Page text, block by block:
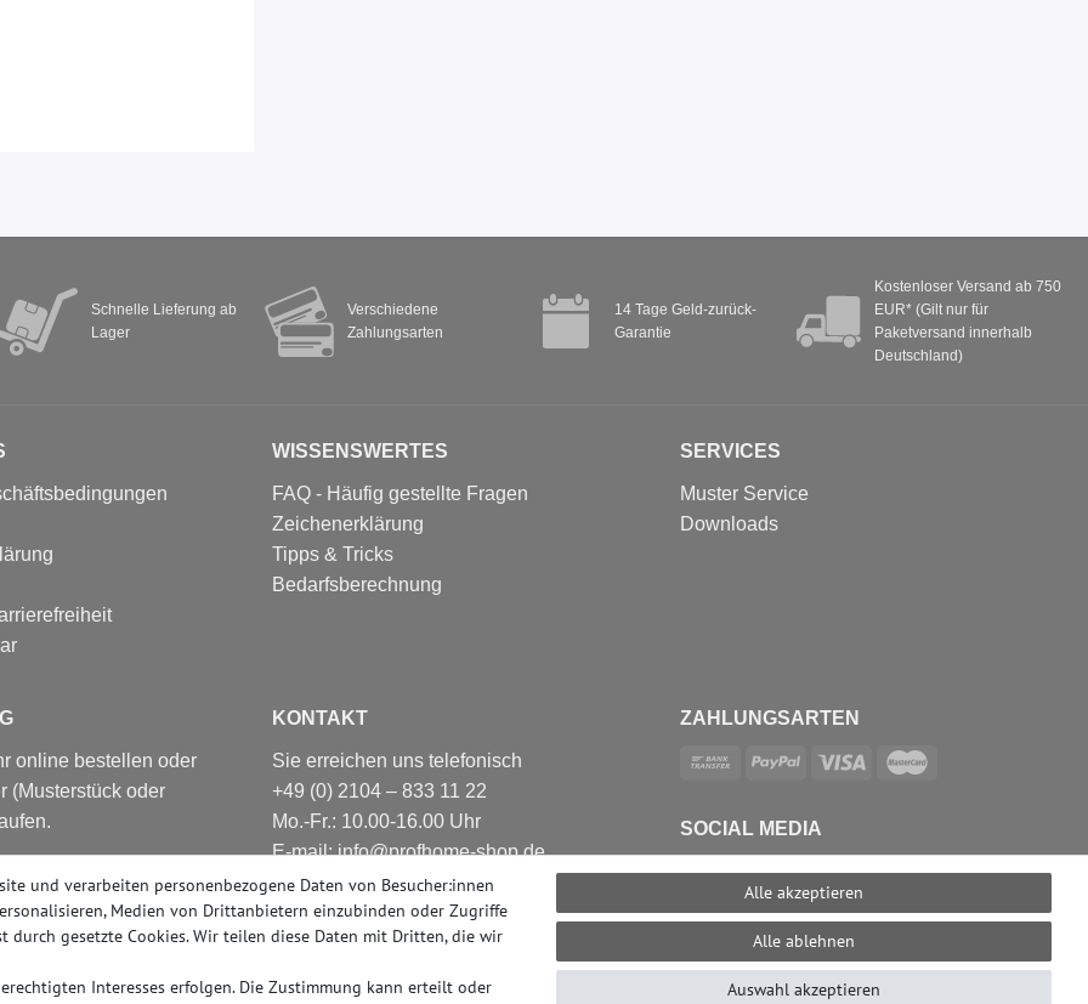
Schnelle Lieferung ab
Lager
Verschiedene
Zahlungsarten
14 Tage Geld-zurück-
Garantie
Kostenloser Versand ab 750
EUR* (Gilt nur für
Paketversand innerhalb
Deutschland)
WISSENSWERTES
FAQ - Häufig gestellte Fragen
Zeichenerklärung
Tipps & Tricks
Bedarfsberechnung
SERVICES
Muster Service
Downloads
online bestellen oder
(Musterstück oder
Nahezu alle
abholbereit.
KONTAKT
Sie erreichen uns telefonisch
+49 (0) 2104 – 833 11 22
Mo.-Fr.: 10.00-16.00 Uhr
E-mail: info@profhome-shop.de
ZAHLUNGSARTEN
SOCIAL MEDIA
und verarbeiten personenbezogene Daten von Besucher:innen
Medien von Drittanbietern einzubinden oder Zugriffe
gesetzte Cookies. Wir teilen diese Daten mit Dritten, die wir
Interesses erfolgen. Die Zustimmung kann erteilt oder
Alle akzeptieren
Alle ablehnen
Auswahl akzeptieren